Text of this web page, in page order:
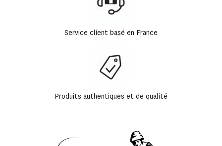
Service client basé en France
Produits authentiques et de qualité